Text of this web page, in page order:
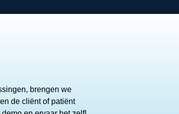
brengen we
de cliënt of patiënt